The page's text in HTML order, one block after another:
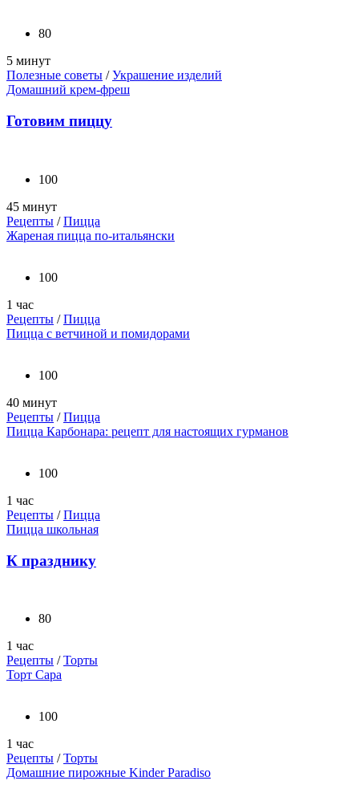
80
5 минут
Полезные советы /Украшение изделий
Домашний крем-фреш
Готовим пиццу
100
45 минут
Рецепты /Пицца
Жареная пицца по-итальянски
100
1 час
Рецепты /Пицца
Пицца с ветчиной и помидорами
100
40 минут
Рецепты /Пицца
Пицца Карбонара: рецепт для настоящих гурманов
100
1 час
Рецепты /Пицца
Пицца школьная
К празднику
80
1 час
Рецепты /Торты
Торт Сара
100
1 час
Рецепты /Торты
Домашние пирожные Kinder Paradiso